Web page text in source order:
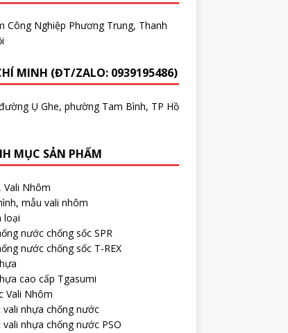
Công Nghiệp Phương Trung, Thanh
MINH (ĐT/ZALO: 0939195486)
Ụ Ghe, phường Tam Bình, TP Hồ
MỤC SẢN PHẨM
Vali Nhôm
mẫu vali nhôm
loại
nước chống sốc SPR
nước chống sốc T-REX
cao cấp Tgasumi
Vali Nhôm
vali nhựa chống nước
nhựa chống nước PSO